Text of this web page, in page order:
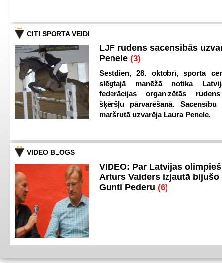
CITI SPORTA VEIDI
LJF rudens sacensībās
Penele (3)
Sestdien, 28. oktobrī, sporta
slēgtajā manēžā notika
federācijas organizētās
šķēršļu pārvarēšanā. Sacensību
maršrutā uzvarēja Laura Penele.
VIDEO BLOGS
VIDEO: Par Latvijas
Arturs Vaiders izjautā bijušo
Gunti Pederu (6)